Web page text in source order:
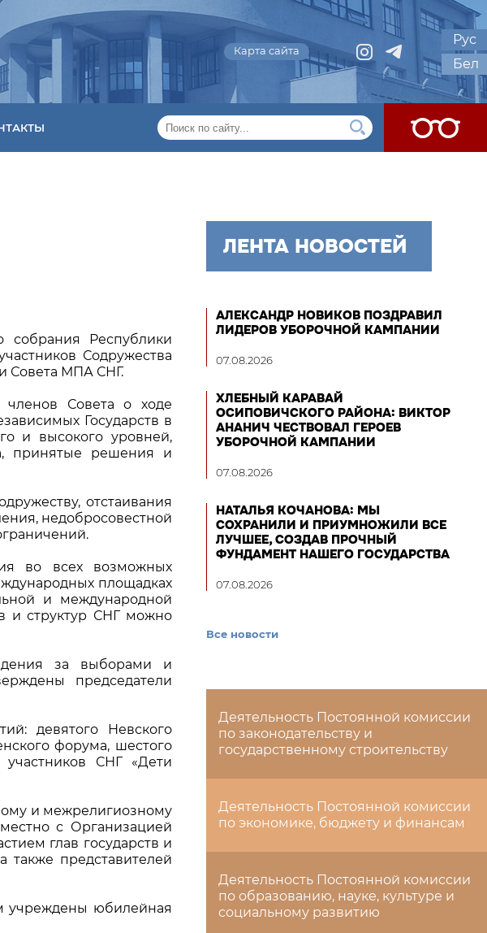
Карта сайта
Рус
Бел
собрания Республики
Содружества
Совета МПА СНГ.
членов Совета о ходе
Государств в
и высокого уровней,
принятые решения и
отстаивания
недобросовестной
во всех возможных
площадках
и международной
и структур СНГ можно
за выборами и
председатели
девятого Невского
форума, шестого
участников СНГ «Дети
и межрелигиозному
с Организацией
глав государств и
также представителей
учреждены юбилейная
ЛЕНТА НОВОСТЕЙ
АЛЕКСАНДР НОВИКОВ ПОЗДРАВИЛ
ЛИДЕРОВ УБОРОЧНОЙ КАМПАНИИ
07.08.2026
ХЛЕБНЫЙ КАРАВАЙ
ОСИПОВИЧСКОГО РАЙОНА: ВИКТОР
АНАНИЧ ЧЕСТВОВАЛ ГЕРОЕВ
УБОРОЧНОЙ КАМПАНИИ
07.08.2026
НАТАЛЬЯ КОЧАНОВА: МЫ
СОХРАНИЛИ И ПРИУМНОЖИЛИ ВСЕ
ЛУЧШЕЕ, СОЗДАВ ПРОЧНЫЙ
ФУНДАМЕНТ НАШЕГО ГОСУДАРСТВА
07.08.2026
Все новости
Деятельность Постоянной комиссии
по законодательству и
государственному строительству
Деятельность Постоянной комиссии
по экономике, бюджету и финансам
Деятельность Постоянной комиссии
по образованию, науке, культуре и
социальному развитию